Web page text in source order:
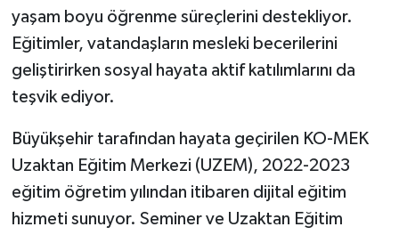
yaşam boyu öğrenme süreçlerini destekliyor.
Eğitimler, vatandaşların mesleki becerilerini
geliştirirken sosyal hayata aktif katılımlarını da
teşvik ediyor.
Büyükşehir tarafından hayata geçirilen KO-MEK
Uzaktan Eğitim Merkezi (UZEM), 2022-2023
eğitim öğretim yılından itibaren dijital eğitim
hizmeti sunuyor. Seminer ve Uzaktan Eğitim